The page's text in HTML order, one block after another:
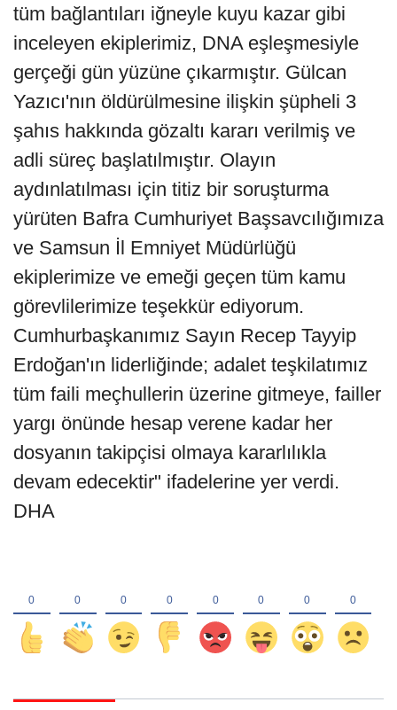
tüm bağlantıları iğneyle kuyu kazar gibi
inceleyen ekiplerimiz, DNA eşleşmesiyle
gerçeği gün yüzüne çıkarmıştır. Gülcan
Yazıcı'nın öldürülmesine ilişkin şüpheli 3
şahıs hakkında gözaltı kararı verilmiş ve
adli süreç başlatılmıştır. Olayın
aydınlatılması için titiz bir soruşturma
yürüten Bafra Cumhuriyet Başsavcılığımıza
ve Samsun İl Emniyet Müdürlüğü
ekiplerimize ve emeği geçen tüm kamu
görevlilerimize teşekkür ediyorum.
Cumhurbaşkanımız Sayın Recep Tayyip
Erdoğan'ın liderliğinde; adalet teşkilatımız
tüm faili meçhullerin üzerine gitmeye, failler
yargı önünde hesap verene kadar her
dosyanın takipçisi olmaya kararlılıkla
devam edecektir" ifadelerine yer verdi.
DHA